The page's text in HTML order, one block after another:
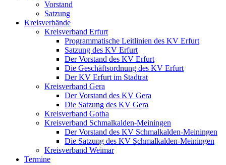
Vorstand
Satzung
Kreisverbände
Kreisverband Erfurt
Programmatische Leitlinien des KV Erfurt
Satzung des KV Erfurt
Der Vorstand des KV Erfurt
Die Geschäftsordnung des KV Erfurt
Der KV Erfurt im Stadtrat
Kreisverband Gera
Der Vorstand des KV Gera
Die Satzung des KV Gera
Kreisverband Gotha
Kreisverband Schmalkalden-Meiningen
Der Vorstand des KV Schmalkalden-Meiningen
Die Satzung des KV Schmalkalden-Meiningen
Kreisverband Weimar
Termine